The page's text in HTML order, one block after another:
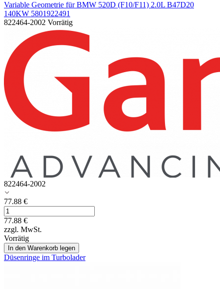
Variable Geometrie für BMW 520D (F10/F11) 2.0L B47D20
140KW 5801922491
822464-2002 Vorrätig
822464-2002
77.88 €
77.88 €
zzgl. MwSt.
Vorrätig
In den Warenkorb legen
Düsenringe im Turbolader